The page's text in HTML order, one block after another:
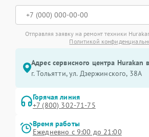
Отправляя заявку на ремонт техники
Политикой
Адрес сервисного центра Hurakan
г. Тольятти, ул. Дзержинского, 38А
Горячая линия
+7 (800) 302-71-75
Время работы
Ежедневно с 9:00 до 21:00